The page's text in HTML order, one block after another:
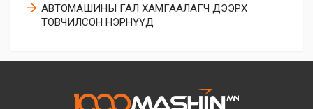
АВТОМАШИНЫ ГАЛ ХАМГААЛАГЧ ДЭЭРХ
ТОВЧИЛСОН НЭРНҮҮД